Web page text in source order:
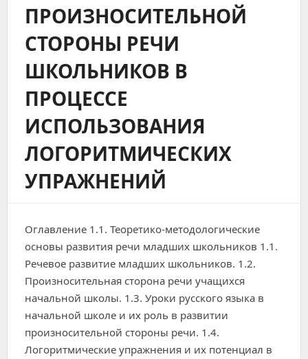
ПРОИЗНОСИТЕЛЬНОЙ
СТОРОНЫ РЕЧИ
ШКОЛЬНИКОВ В
ПРОЦЕССЕ
ИСПОЛЬЗОВАНИЯ
ЛОГОРИТМИЧЕСКИХ
УПРАЖНЕНИЙ
Оглавление 1.1. Теоретико-методологические
основы развития речи младших школьников 1.1.
Речевое развитие младших школьников. 1.2.
Произносительная сторона речи учащихся
начальной школы. 1.3. Уроки русского языка в
начальной школе и их роль в развитии
произносительной стороны речи. 1.4.
Логоритмические упражнения и их потенциал в